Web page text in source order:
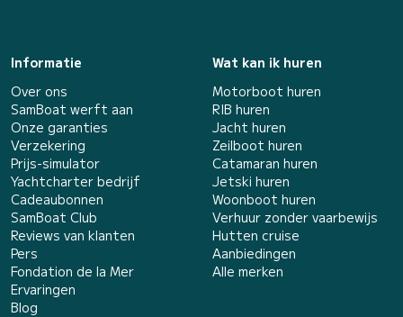
Informatie
Over ons
SamBoat werft aan
Onze garanties
Verzekering
Prijs-simulator
Yachtcharter bedrijf
Cadeaubonnen
SamBoat Club
Reviews van klanten
Pers
Fondation de la Mer
Ervaringen
Blog
Wat kan ik huren
Motorboot huren
RIB huren
Jacht huren
Zeilboot huren
Catamaran huren
Jetski huren
Woonboot huren
Verhuur zonder vaarbewijs
Hutten cruise
Aanbiedingen
Alle merken